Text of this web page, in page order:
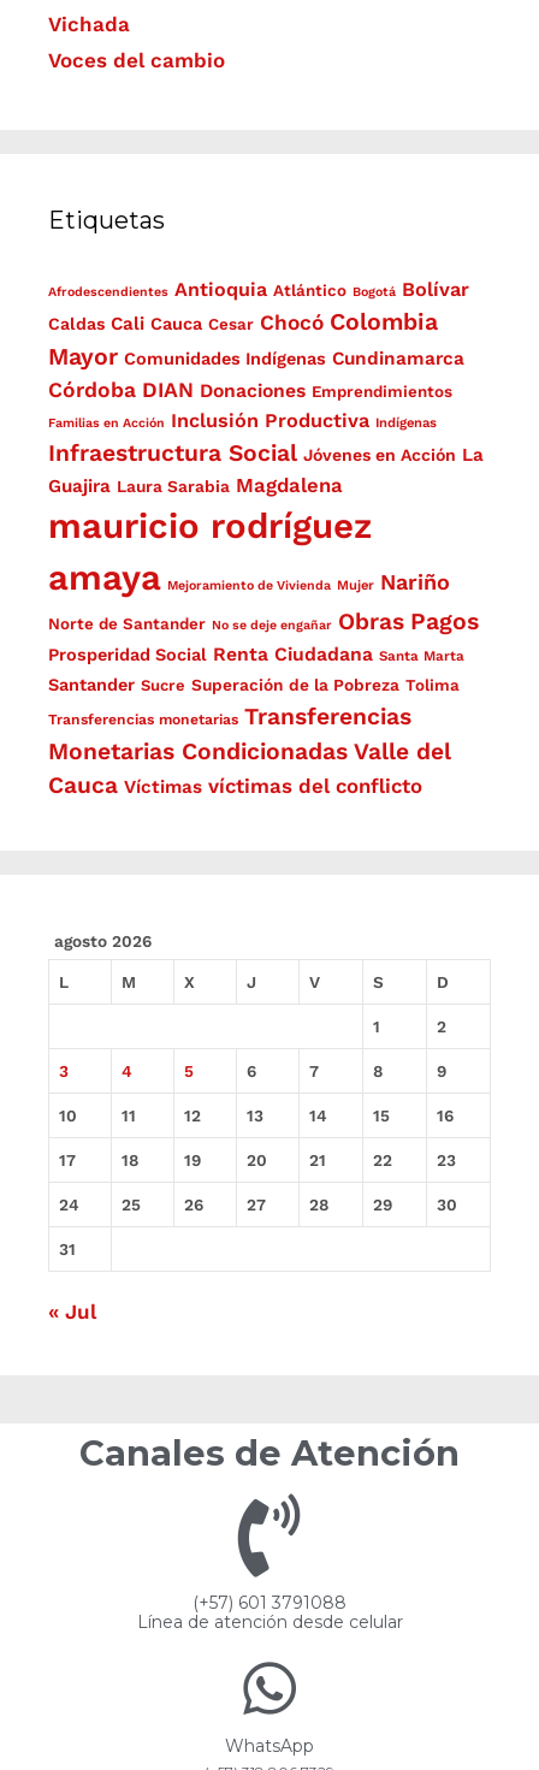
Vichada
Voces del cambio
Etiquetas
Afrodescendientes Antioquia Atlántico Bogotá Bolívar
Caldas Cali Cauca Cesar Chocó Colombia
Mayor Comunidades Indígenas Cundinamarca
Córdoba DIAN Donaciones Emprendimientos
Familias en Acción Inclusión Productiva Indígenas
Infraestructura Social Jóvenes en Acción La
Guajira Laura Sarabia Magdalena
mauricio rodríguez
amaya Mejoramiento de Vivienda Mujer Nariño
Norte de Santander No se deje engañar Obras Pagos
Prosperidad Social Renta Ciudadana Santa Marta
Santander Sucre Superación de la Pobreza Tolima
Transferencias monetarias Transferencias
Monetarias Condicionadas Valle del
Cauca Víctimas víctimas del conflicto
agosto 2026
L M X J V S D
1 2
3 4 5 6 7 8 9
10 11 12 13 14 15 16
17 18 19 20 21 22 23
24 25 26 27 28 29 30
31
« Jul
Canales de Atención
(+57) 601 3791088
Línea de atención desde celular
WhatsApp